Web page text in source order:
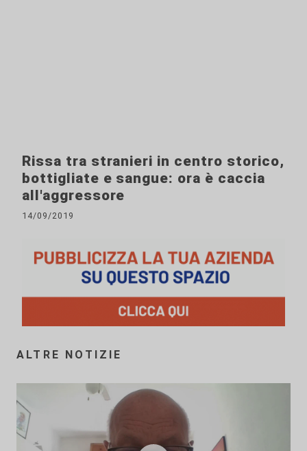
Rissa tra stranieri in centro storico,
bottigliate e sangue: ora è caccia
all'aggressore
14/09/2019
ALTRE NOTIZIE